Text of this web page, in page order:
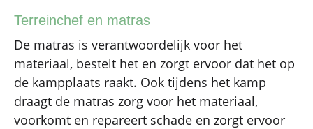
Terreinchef en matras
De matras is verantwoordelijk voor het
materiaal, bestelt het en zorgt ervoor dat het op
de kampplaats raakt. Ook tijdens het kamp
draagt de matras zorg voor het materiaal,
voorkomt en repareert schade en zorgt ervoor